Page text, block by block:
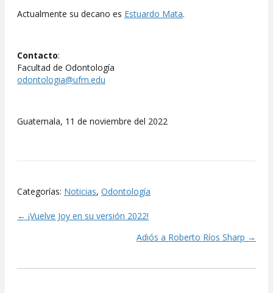
Actualmente su decano es Estuardo Mata.
Contacto:
Facultad de Odontología
odontologia@ufm.edu
Guatemala, 11 de noviembre del 2022
Categorías: Noticias, Odontología
Posts
← ¡Vuelve Joy en su versión 2022!
Adiós a Roberto Ríos Sharp →